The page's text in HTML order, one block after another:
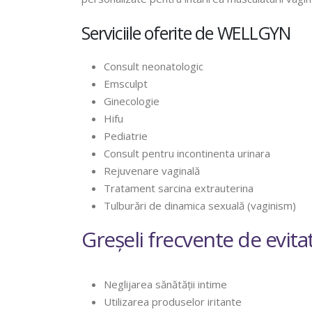
Serviciile oferite de WELLGYN
Consult neonatologic
Emsculpt
Ginecologie
Hifu
Pediatrie
Consult pentru incontinenta urinara
Rejuvenare vaginală
Tratament sarcina extrauterina
Tulburări de dinamica sexuală (vaginism)
Greșeli frecvente de
Neglijarea sănătății intime
Utilizarea produselor iritante